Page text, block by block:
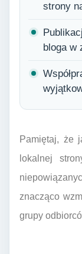
strony
bloga w
Pamiętaj, że
lokalnej
znacząco
grupy